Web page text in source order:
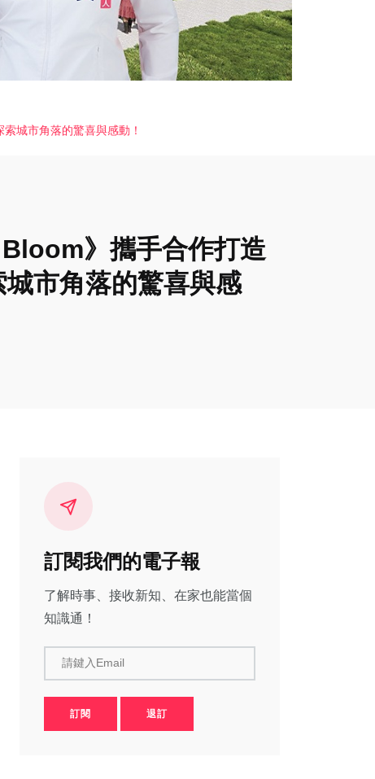
城市角落的驚喜與感動！
》攜手合作打造
市角落的驚喜與感
訂閱我們的電子報
了解時事、接收新知、在家也能當個
知識通！
請鍵入Email
訂閱 退訂